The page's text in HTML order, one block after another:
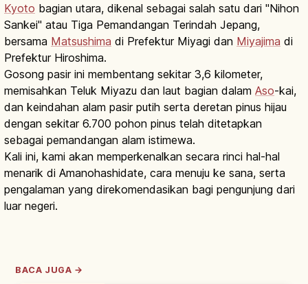
Kyoto bagian utara, dikenal sebagai salah satu dari "Nihon
Sankei" atau Tiga Pemandangan Terindah Jepang,
bersama Matsushima di Prefektur Miyagi dan Miyajima di
Prefektur Hiroshima.
Gosong pasir ini membentang sekitar 3,6 kilometer,
memisahkan Teluk Miyazu dan laut bagian dalam Aso-kai,
dan keindahan alam pasir putih serta deretan pinus hijau
dengan sekitar 6.700 pohon pinus telah ditetapkan
sebagai pemandangan alam istimewa.
Kali ini, kami akan memperkenalkan secara rinci hal-hal
menarik di Amanohashidate, cara menuju ke sana, serta
pengalaman yang direkomendasikan bagi pengunjung dari
luar negeri.
BACA JUGA →